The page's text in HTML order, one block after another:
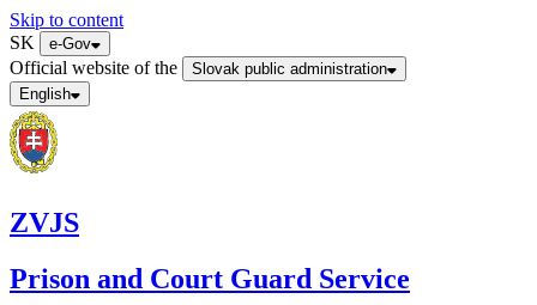
Skip to content
SK
e-Gov
Official website of the
Slovak public administration
English
ZVJS
Prison and Court Guard Service